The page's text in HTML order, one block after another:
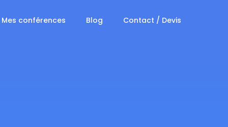
Mes conférences Blog Contact / Devis